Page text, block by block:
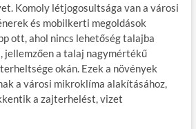
Komoly létjogosultsága van a városi
és mobilkerti megoldások
ott, ahol nincs lehetőség talajba
a talaj nagymértékű
okán. Ezek a növények
a városi mikroklíma alakításához,
a zajterhelést, vizet